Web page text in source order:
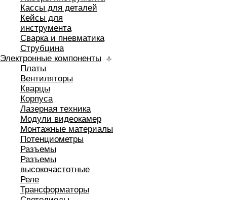
Кассы для деталей
Кейсы для
инструмента
Сварка и пневматика
Струбцина
Электронные компоненты
Платы
Вентиляторы
Кварцы
Корпуса
Лазерная техника
Модули видеокамер
Монтажные материалы
Потенциометры
Разъемы
Разъемы
высокочастотные
Реле
Трансформаторы